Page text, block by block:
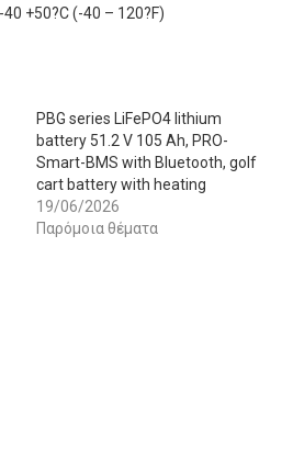
+50?C (-40 – 120?F)
PBG series LiFePO4 lithium
battery 51.2 V 105 Ah, PRO-
Smart-BMS with Bluetooth, golf
cart battery with heating
19/06/2026
Παρόμοια θέματα